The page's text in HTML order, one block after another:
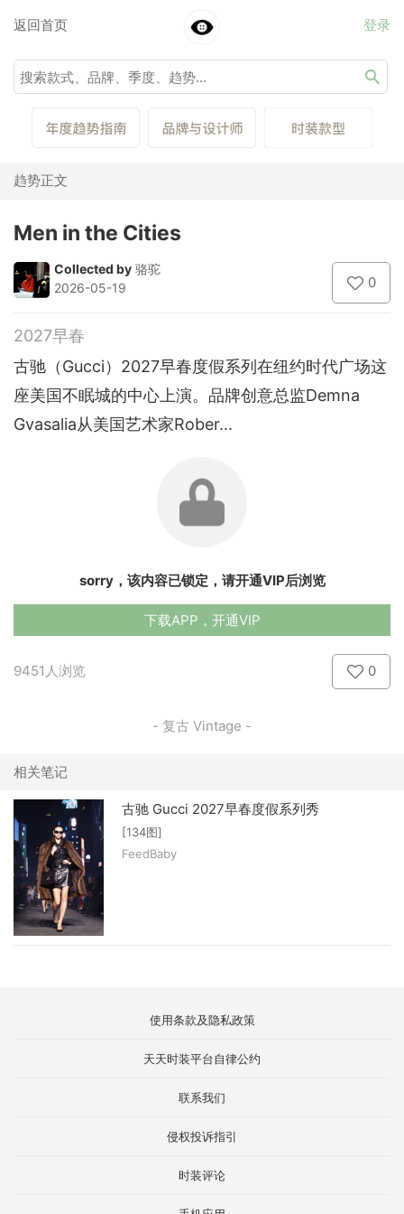
返回首页 登录
趋势正文
Men in the Cities
Collected by 骆驼
2026-05-19
0
2027早春
古驰（Gucci）2027早春度假系列在纽约时代广场这
座美国不眠城的中心上演。品牌创意总监Demna
Gvasalia从美国艺术家Rober...
sorry，该内容已锁定，请开通VIP后浏览
下载APP，开通VIP
9451人浏览 0
- 复古 Vintage -
相关笔记
古驰 Gucci 2027早春度假系列秀
[134图]
FeedBaby
使用条款及隐私政策
天天时装平台自律公约
联系我们
侵权投诉指引
时装评论